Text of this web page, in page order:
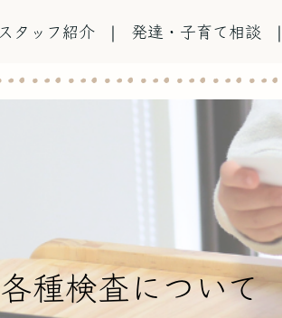
スタッフ紹介 発達・子育て相談
各種検査について